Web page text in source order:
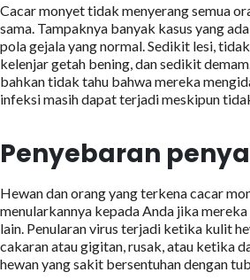
Cacar monyet tidak menyerang semua
sama. Tampaknya banyak kasus yang
pola gejala yang normal. Sedikit lesi,
kelenjar getah bening, dan sedikit
bahkan tidak tahu bahwa mereka
infeksi masih dapat terjadi meskipun
Penyebaran
Hewan dan orang yang terkena cacar
menularkannya kepada Anda jika
lain. Penularan virus terjadi ketika kulit
cakaran atau gigitan, rusak, atau ketika
hewan yang sakit bersentuhan dengan